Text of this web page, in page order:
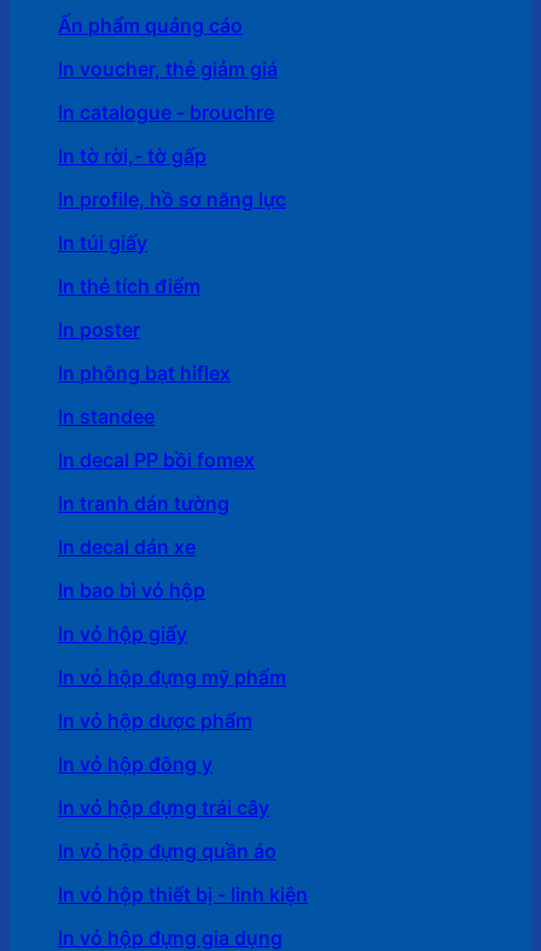
Ấn phẩm quảng cáo
In voucher, thẻ giảm giá
In catalogue - brouchre
In tờ rời,- tờ gấp
In profile, hồ sơ năng lực
In túi giấy
In thẻ tích điểm
In poster
In phông bạt hiflex
In standee
In decal PP bồi fomex
In tranh dán tường
In decal dán xe
In bao bì vỏ hộp
In vỏ hộp giấy
In vỏ hộp đựng mỹ phẩm
In vỏ hộp dược phẩm
In vỏ hộp đông y
In vỏ hộp đựng trái cây
In vỏ hộp đựng quần áo
In vỏ hộp thiết bị - linh kiện
In vỏ hộp đựng gia dụng